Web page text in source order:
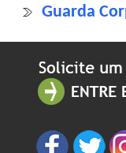
Guarda